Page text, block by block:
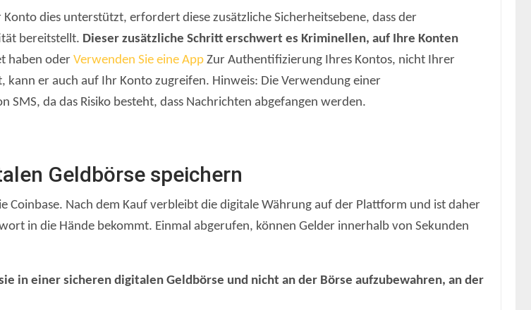
Konto dies unterstützt, erfordert diese zusätzliche Sicherheitsebene, dass der
bereitstellt. Dieser zusätzliche Schritt erschwert es Kriminellen, auf Ihre Konten
haben oder Verwenden Sie eine App Zur Authentifizierung Ihres Kontos, nicht Ihrer
er auch auf Ihr Konto zugreifen. Hinweis: Die Verwendung einer
da das Risiko besteht, dass Nachrichten abgefangen werden.
Geldbörse speichern
Nach dem Kauf verbleibt die digitale Währung auf der Plattform und ist daher
in die Hände bekommt. Einmal abgerufen, können Gelder innerhalb von Sekunden
in einer sicheren digitalen Geldbörse und nicht an der Börse aufzubewahren, an der